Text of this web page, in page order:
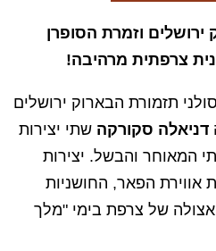
ירושלים וזמרת הסופרן
צרפתית מרהיבה!
תזמורת הבארוק ירושלים
דניאלה סקורקה שתי יצירות
המאוחר והבשל. יצירות
אווירת הפאר, החושניות
של צרפת בימי "מלך